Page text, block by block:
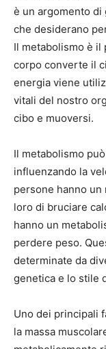
è un argomento
che desiderano
Il metabolismo è
corpo converte il
energia viene
vitali del nostro
cibo e muoversi.
Il metabolismo
influenzando la
persone hanno
loro di bruciare
hanno un
perdere peso.
determinate da
genetica e lo stile
Uno dei principali
la massa